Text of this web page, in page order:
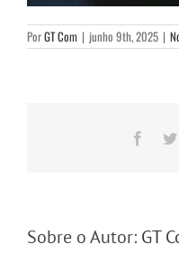
PorGT Com | junho 9th, 2025 |
Sobre o Autor: GT